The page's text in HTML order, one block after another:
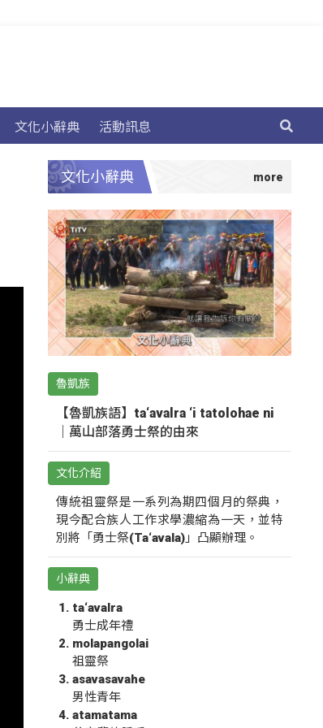
文化小辭典 活動訊息
文化小辭典
魯凱族
【魯凱族語】ta‘avalra ‘i tatolohae ni
｜萬山部落勇士祭的由來
文化介紹
傳統祖靈祭是一系列為期四個月的祭典，
現今配合族人工作求學濃縮為一天，並特
別將「勇士祭(Ta‘avala)」凸顯辦理。
小辭典
ta‘avalra
勇士成年禮
molapangolai
祖靈祭
asavasavahe
男性青年
atamatama